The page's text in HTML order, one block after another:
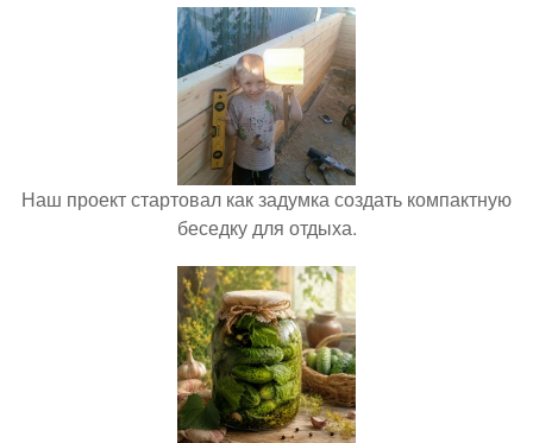
Наш проект стартовал как задумка создать компактную
беседку для отдыха.